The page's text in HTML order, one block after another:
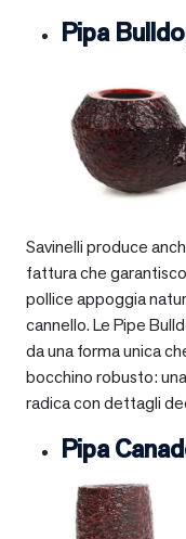
Pipa
Savinelli produce
fattura che
pollice appoggia
cannello. Le Pipe
da una forma unica
bocchino robusto:
radica con dettagli
Pipa